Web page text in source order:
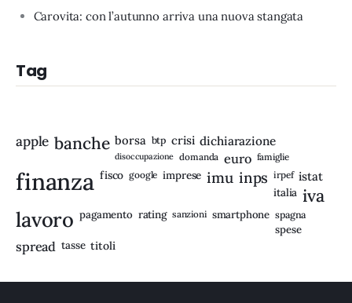
Carovita: con l’autunno arriva una nuova stangata
Tag
apple banche borsa btp crisi dichiarazione
disoccupazione domanda euro famiglie
finanza fisco google imprese imu inps irpef istat
italia iva
lavoro pagamento rating sanzioni smartphone spagna
spese
spread tasse titoli